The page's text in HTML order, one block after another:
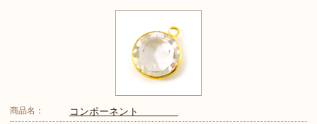
商品名： コンポーネント